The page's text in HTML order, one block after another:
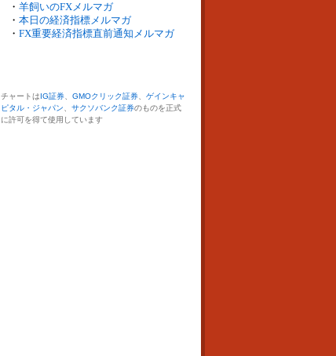
・ 羊飼いのFXメルマガ
・ 本日の経済指標メルマガ
・ FX重要経済指標直前通知メルマガ
チャートはIG証券 GMOクリック証券
ゲインキャ
ピタル・ジャパン
サクソバンク証券のものを正式
に許可を得て使用しています